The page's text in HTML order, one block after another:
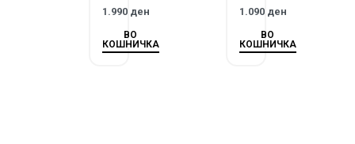
1.990 ден
ВО
КОШНИЧКА
1.090 ден
ВО
КОШНИЧКА